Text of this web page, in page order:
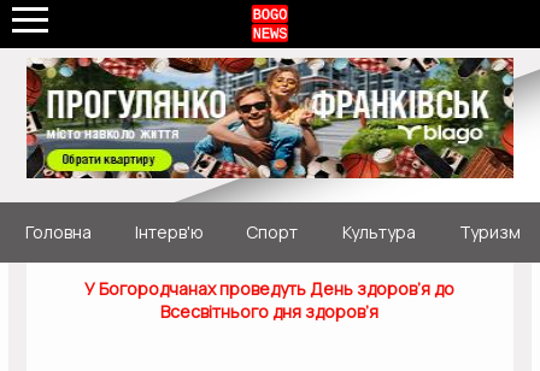
Головна Інтерв'ю Спорт Культура Туризм
У Богородчанах проведуть День здоров’я до
Всесвітнього дня здоров’я